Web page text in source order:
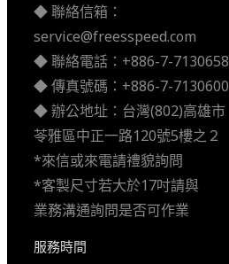
◆ 聯絡信箱：
service@freesspeed.com
◆ 聯絡電話：+886-7-7130658
◆ 傳真號碼：+886-7-7130600
◆ 辦公地址：台灣(802)高雄市
苓雅區中正一路120號5樓之２
*來信或來電請禮貌詢問
*客製尺寸若大於17吋請與
業務溝通詢問是否可作業
服務時間